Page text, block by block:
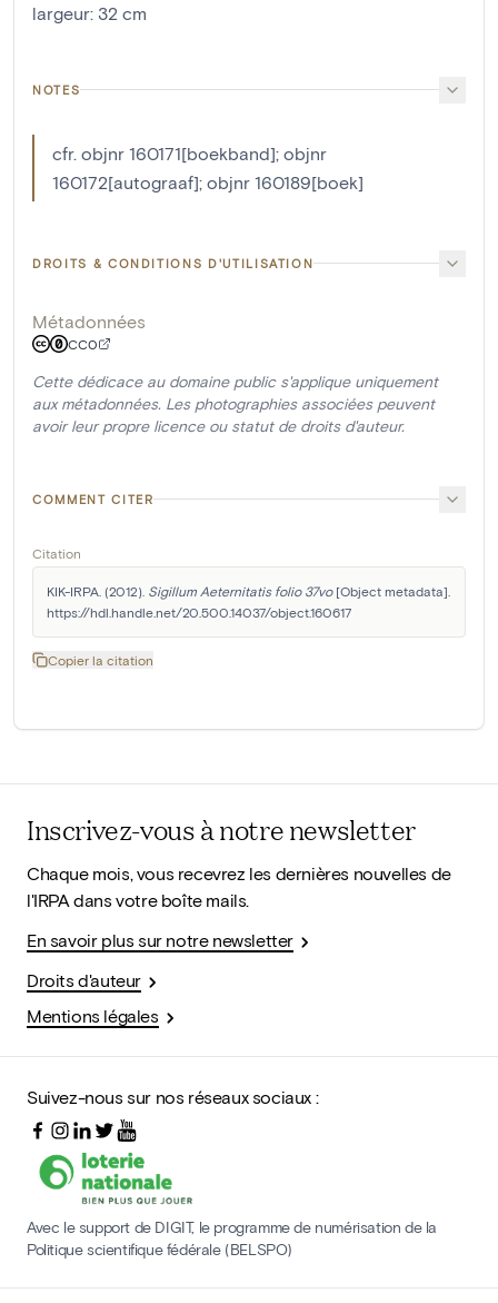
largeur: 32 cm
NOTES
cfr. objnr 160171[boekband]; objnr
160172[autograaf]; objnr 160189[boek]
DROITS & CONDITIONS D'UTILISATION
Métadonnées
CC0
Cette dédicace au domaine public s'applique uniquement
aux métadonnées. Les photographies associées peuvent
avoir leur propre licence ou statut de droits d'auteur.
COMMENT CITER
Citation
KIK-IRPA. (2012). Sigillum Aeternitatis folio 37vo [Object metadata].
https://hdl.handle.net/20.500.14037/object.160617
Copier la citation
Inscrivez-vous à notre newsletter
Chaque mois, vous recevrez les dernières nouvelles de
l'IRPA dans votre boîte mails.
En savoir plus sur notre newsletter
Droits d'auteur
Mentions légales
Suivez-nous sur nos réseaux sociaux :
Avec le support de DIGIT, le programme de numérisation de la
Politique scientifique fédérale (BELSPO)